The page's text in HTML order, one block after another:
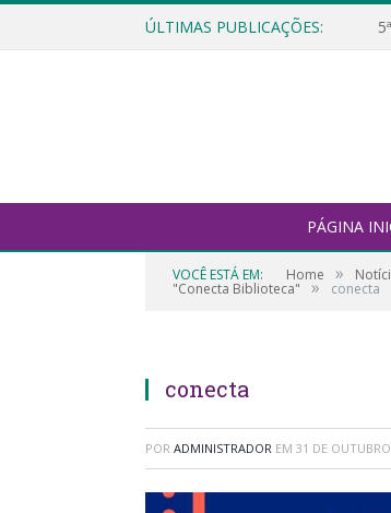
ÚLTIMAS PUBLICAÇÕES:
PÁGINA
VOCÊ ESTÁ EM: Home »
"Conecta Biblioteca" » conecta
conecta
POR ADMINISTRADOR EM 31 DE